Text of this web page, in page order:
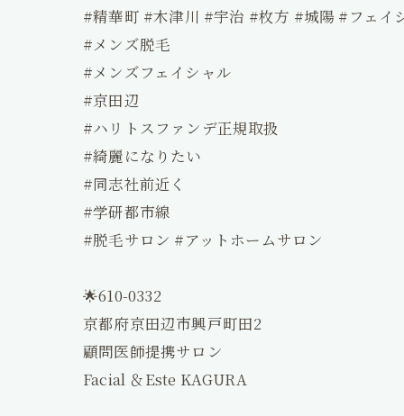
#精華町 #木津川 #宇治 #枚方 #城陽 #フェイ
#メンズ脱毛
#メンズフェイシャル
#京田辺
#ハリトスファンデ正規取扱
#綺麗になりたい
#同志社前近く
#学研都市線
#脱毛サロン #アットホームサロン
🌟610-0332
京都府京田辺市興戸町田2
顧問医師提携サロン
Facial ＆Este KAGURA